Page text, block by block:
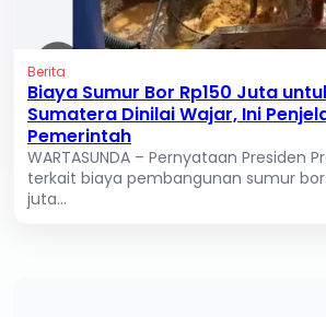
Berita
Biaya Sumur Bor Rp150 Juta
Sumatera Dinilai Wajar, Ini
Pemerintah
WARTASUNDA – Pernyataan Presiden
terkait biaya pembangunan sumur bor
juta...